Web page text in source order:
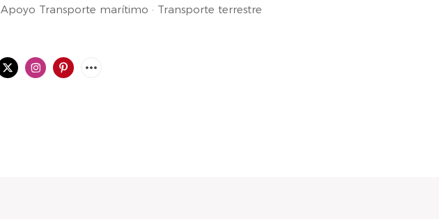
Apoyo Transporte marítimo · Transporte terrestre